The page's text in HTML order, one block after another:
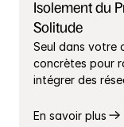
Isolement du
Solitude
Seul dans votre
concrètes pour
intégrer des
En savoir plus